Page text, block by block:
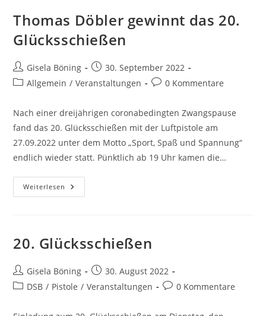
Thomas Döbler gewinnt das 20.
Glücksschießen
Gisela Böning
30. September 2022
Allgemein / Veranstaltungen 0 Kommentare
Nach einer dreijährigen coronabedingten Zwangspause
fand das 20. Glücksschießen mit der Luftpistole am
27.09.2022 unter dem Motto „Sport, Spaß und Spannung“
endlich wieder statt. Pünktlich ab 19 Uhr kamen die…
Weiterlesen
20. Glücksschießen
Gisela Böning
30. August 2022
DSB / Pistole / Veranstaltungen 0 Kommentare